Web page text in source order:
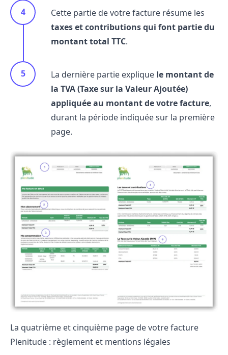
Cette partie de votre facture résume les
taxes et contributions qui font partie du
montant total TTC.
La dernière partie explique le montant de
la TVA (Taxe sur la Valeur Ajoutée)
appliquée au montant de votre facture,
durant la période indiquée sur la première
page.
La quatrième et cinquième page de votre facture
Plenitude : règlement et mentions légales